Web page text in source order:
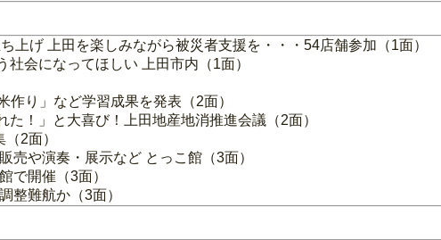
げ 上田を楽しみながら被災者支援を・・・54店舗参加（1面）
会になってほしい 上田市内（1面）
り」など学習成果を発表（2面）
！」と大喜び！上田地産地消推進会議（2面）
2面）
売や演奏・展示など とっこ館（3面）
で開催（3面）
整難航か（3面）